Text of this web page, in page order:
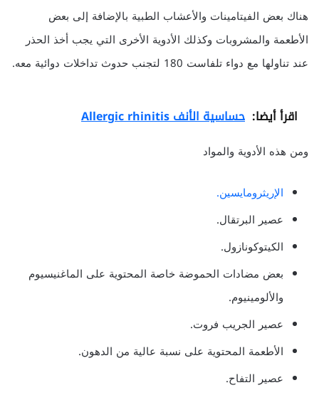
هناك بعض الفيتامينات والأعشاب الطبية بالإضافة إلى بعض
الأطعمة والمشروبات وكذلك الأدوية الأخرى التي يجب أخذ الحذر
عند تناولها مع دواء تلفاست 180 لتجنب حدوث تداخلات دوائية معه.
اقرأ أيضا: حساسية الأنف Allergic rhinitis
ومن هذه الأدوية والمواد
الإريثرومايسين.
عصير البرتقال.
الكيتوكونازول.
بعض مضادات الحموضة خاصة المحتوية على الماغنيسيوم
والألومينيوم.
عصير الجريب فروت.
الأطعمة المحتوية على نسبة عالية من الدهون.
عصير التفاح.